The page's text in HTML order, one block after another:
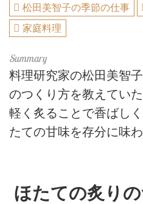
松田美智子の季節の仕事
家庭料理
料理研究家の松田美智
のつくり方を教えてい
軽く炙ることで香ばし
たての甘味を存分に味わ
ほたての炙り